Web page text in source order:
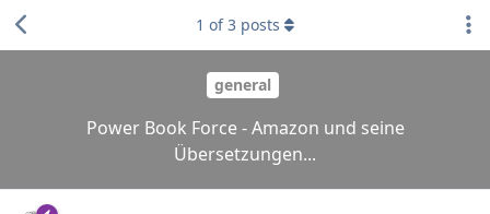
general
Power Book Force - Amazon und seine
Übersetzungen...
1 of3 posts